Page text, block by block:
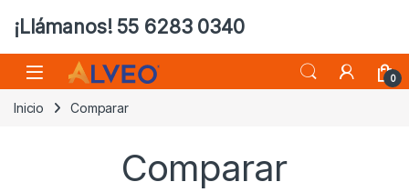
¡Llámanos! 55 6283 0340
0
Inicio Comparar
Comparar